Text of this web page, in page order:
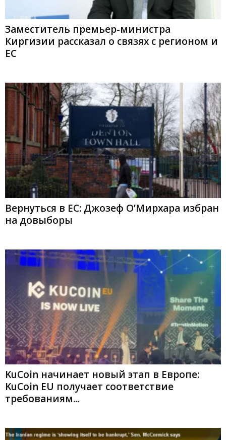
Заместитель премьер-министра
Киргизии рассказал о связях с регионом и
ЕС
Вернуться в ЕС: Джозеф О’Мирхара избран
на довыборы
KuCoin начинает новый этап в Европе:
KuCoin EU получает соответствие
требованиям...